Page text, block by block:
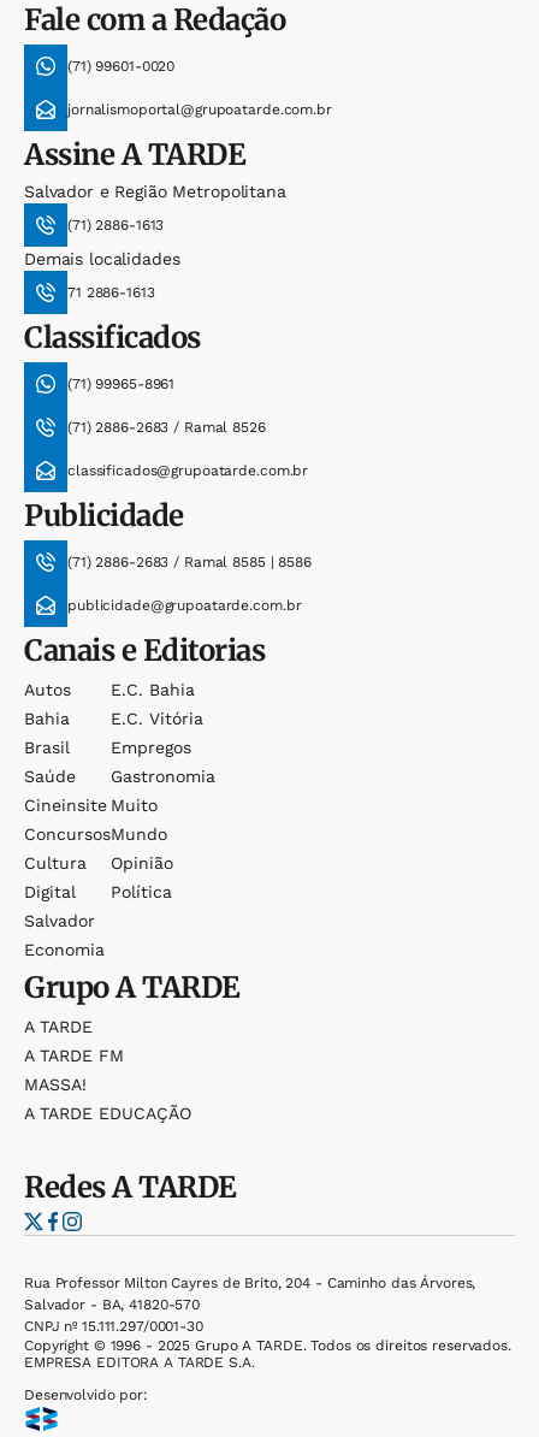
Fale com a Redação
(71) 99601-0020
jornalismoportal@grupoatarde.com.br
AssineA TARDE
Salvador e Região Metropolitana
(71) 2886-1613
Demais localidades
71 2886-1613
Classificados
(71) 99965-8961
(71) 2886-2683 / Ramal 8526
classificados@grupoatarde.com.br
Publicidade
(71) 2886-2683 / Ramal 8585 | 8586
publicidade@grupoatarde.com.br
Canais e Editorias
Autos
Bahia
Brasil
Saúde
Cineinsite
Concursos
Cultura
Digital
Salvador
Economia
E.c. Bahia
E.c. Vitória
Empregos
Gastronomia
Muito
Mundo
Opinião
Política
GrupoA TARDE
A TARDE
A TARDE FM
MASSA!
A TARDE EDUCAÇÃO
RedesA TARDE
Rua Professor Milton Cayres de Brito, 204 - Caminho das Árvores,
Salvador - BA, 41820-570
CNPJ nº 15.111.297/0001-30
Copyright © 1996 - 2025 Grupo A TARDE. Todos os direitos reservados.
EMPRESA EDITORA A TARDE S.A.
Desenvolvido por: